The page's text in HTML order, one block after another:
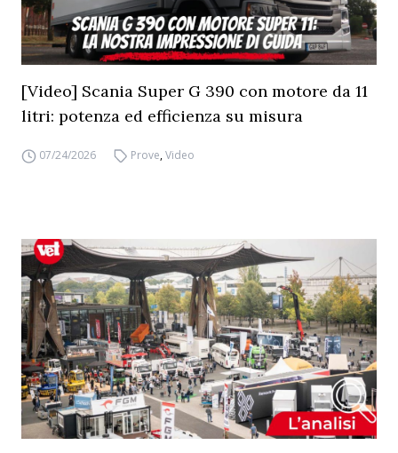
[Video] Scania Super G 390 con motore da 11
litri: potenza ed efficienza su misura
07/24/2026 Prove,Video